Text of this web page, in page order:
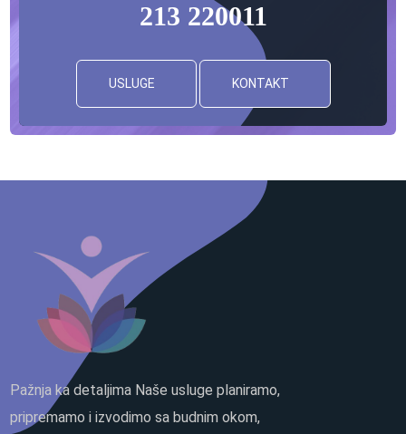
213 220011
USLUGE KONTAKT
Pažnja ka detaljima Naše usluge planiramo,
pripremamo i izvodimo sa budnim okom,